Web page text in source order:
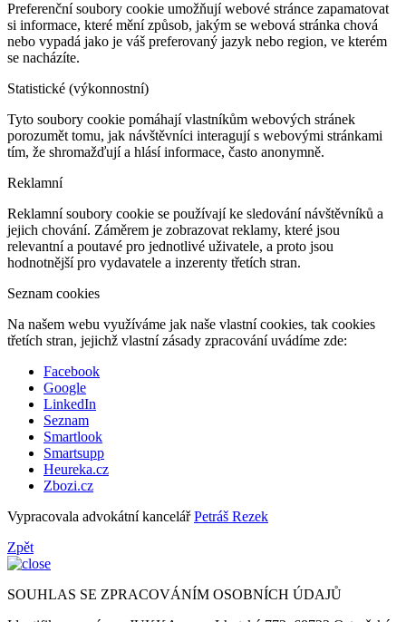
Preferenční soubory cookie umožňují webové stránce zapamatovat
si informace, které mění způsob, jakým se webová stránka chová
nebo vypadá jako je váš preferovaný jazyk nebo region, ve kterém
se nacházíte.
Statistické (výkonnostní)
Tyto soubory cookie pomáhají vlastníkům webových stránek
porozumět tomu, jak návštěvníci interagují s webovými stránkami
tím, že shromažďují a hlásí informace, často anonymně.
Reklamní
Reklamní soubory cookie se používají ke sledování návštěvníků a
jejich chování. Záměrem je zobrazovat reklamy, které jsou
relevantní a poutavé pro jednotlivé uživatele, a proto jsou
hodnotnější pro vydavatele a inzerenty třetích stran.
Seznam cookies
Na našem webu využíváme jak naše vlastní cookies, tak cookies
třetích stran, jejichž vlastní zásady zpracování uvádíme zde:
Facebook
Google
LinkedIn
Seznam
Smartlook
Smartsupp
Heureka.cz
Zbozi.cz
Vypracovala advokátní kancelářPetráš Rezek
Zpět
SOUHLAS SE ZPRACOVÁNÍM OSOBNÍCH ÚDAJŮ